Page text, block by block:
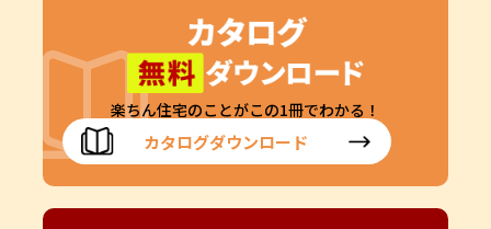
楽ちん住宅のことがこの1冊でわかる！
カタログダウンロード